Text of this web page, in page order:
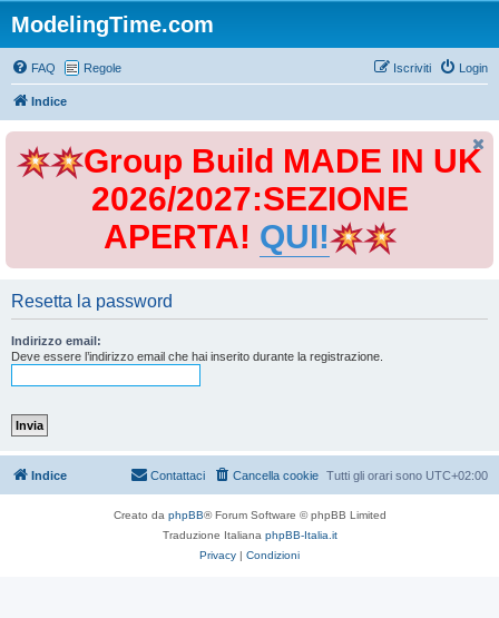
ModelingTime.com
FAQ Regole Login
Iscriviti
Indice
Group Build MADE IN UK
2026/2027:SEZIONE
APERTA! QUI!
Resetta la password
Indirizzo email:
Deve essere l’indirizzo email che hai inserito durante la registrazione.
Indice Tutti gli orari sono UTC+02:00
Cancella cookie
Contattaci
Creato da phpBB® Forum Software © phpBB Limited
Traduzione Italiana phpBB-Italia.it
Privacy | Condizioni